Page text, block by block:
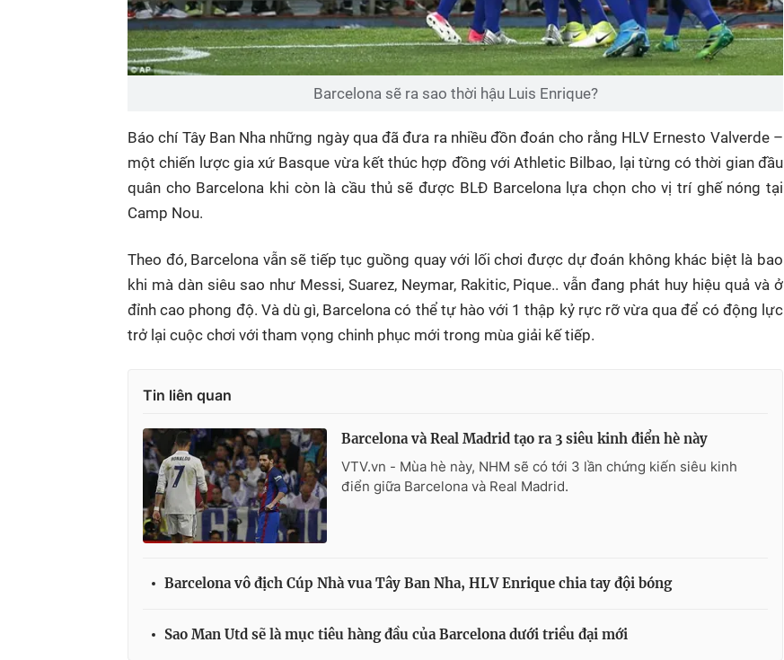
Barcelona sẽ ra sao thời hậu Luis Enrique?
Báo chí Tây Ban Nha những ngày qua đã đưa ra nhiều đồn đoán cho rằng HLV Ernesto Valverde –
một chiến lược gia xứ Basque vừa kết thúc hợp đồng với Athletic Bilbao, lại từng có thời gian đầu
quân cho Barcelona khi còn là cầu thủ sẽ được BLĐ Barcelona lựa chọn cho vị trí ghế nóng tại
Camp Nou.
Theo đó, Barcelona vẫn sẽ tiếp tục guồng quay với lối chơi được dự đoán không khác biệt là bao
khi mà dàn siêu sao như Messi, Suarez, Neymar, Rakitic, Pique.. vẫn đang phát huy hiệu quả và ở
đỉnh cao phong độ. Và dù gì, Barcelona có thể tự hào với 1 thập kỷ rực rỡ vừa qua để có động lực
trở lại cuộc chơi với tham vọng chinh phục mới trong mùa giải kế tiếp.
Tin liên quan
Barcelona và Real Madrid tạo ra 3 siêu kinh điển hè này
VTV.vn - Mùa hè này, NHM sẽ có tới 3 lần chứng kiến siêu kinh
điển giữa Barcelona và Real Madrid.
Barcelona vô địch Cúp Nhà vua Tây Ban Nha, HLV Enrique chia tay đội bóng
Sao Man Utd sẽ là mục tiêu hàng đầu của Barcelona dưới triều đại mới